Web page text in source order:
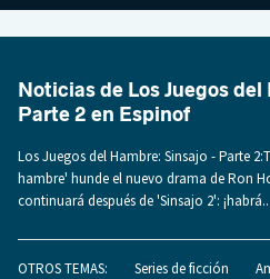
Noticias de Los Juegos
Parte 2 en Espinof
Los Juegos del Hambre: Sinsajo - Parte
hambre' hunde el nuevo drama de Ron
continuará después de 'Sinsajo 2': ¡habrá..
OTROS TEMAS: Series de ficción